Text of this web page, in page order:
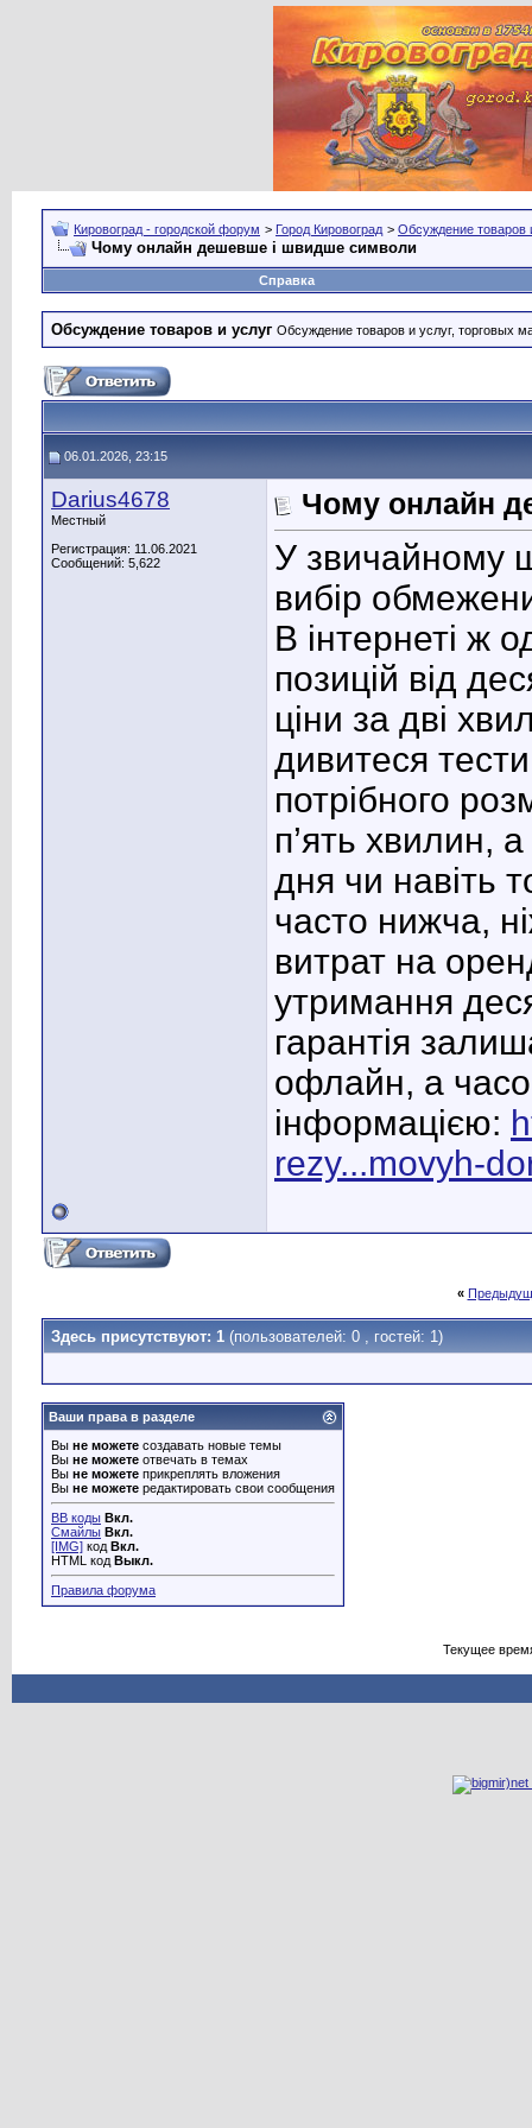
Кировоград - городской форум > Город Кировоград > Обсуждение товаров
Чому онлайн дешевше і швидше символи
Справка
Обсуждение товаров и услуг Обсуждение товаров и услуг, торговых
06.01.2026, 23:15
Darius4678
Местный
Регистрация: 11.06.2021
Сообщений: 5,622
Чому онлайн
У звичайному
вибір
В інтернеті ж
позицій від
ціни за дві
дивитеся
потрібного
п’ять хвилин,
дня чи навіть
часто нижча,
витрат на
утримання
гарантія
офлайн, а
інформацією:
rezy...movyh-
«
Здесь присутствуют: 1 (пользователей: 0 , гостей: 1)
Ваши права в разделе
Вы не можете создавать новые темы
Вы не можете отвечать в темах
Вы не можете прикреплять вложения
Вы не можете редактировать свои сообщения
BB коды Вкл.
Смайлы Вкл.
[IMG] код Вкл.
HTML код Выкл.
Правила форума
Текущее